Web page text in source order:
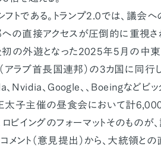
トである。トランプ2.0では、議会へ
への直接アクセスが圧倒的に重視さ
初の外遊となった2025年5月の中
（アラブ首長国連邦）の3カ国に同行
Nvidia、Google、、Boeingなどビッ
太子主催の昼食会において計
ロビイングのフォーマットそのものが
ント（意見提出）から、大統領との